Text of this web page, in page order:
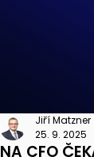
NA CFO
Jiří Matzner
25. 9. 2025